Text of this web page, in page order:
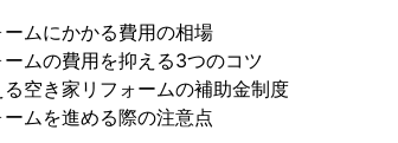
ムにかかる費用の相場
ムの費用を抑える3つのコツ
空き家リフォームの補助金制度
ムを進める際の注意点